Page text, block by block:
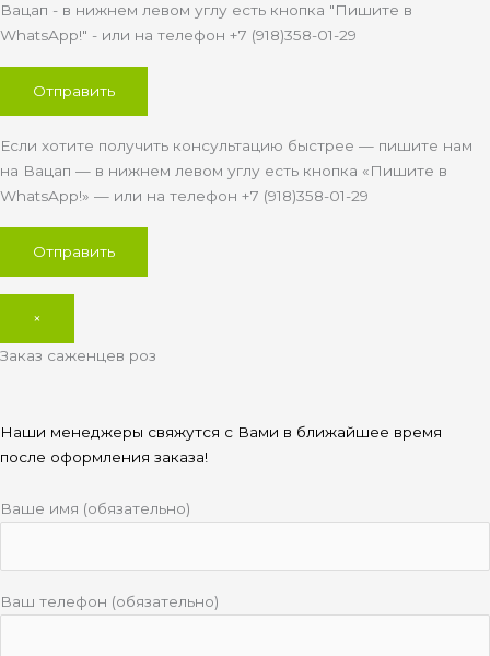
Вацап - в нижнем левом углу есть кнопка "Пишите в
WhatsApp!" - или на телефон +7 (918)358-01-29
Если хотите получить консультацию быстрее — пишите нам
на Вацап — в нижнем левом углу есть кнопка «Пишите в
WhatsApp!» — или на телефон +7 (918)358-01-29
×
Заказ саженцев роз
Наши менеджеры свяжутся с Вами в ближайшее время
после оформления заказа!
Ваше имя (обязательно)
Ваш телефон (обязательно)